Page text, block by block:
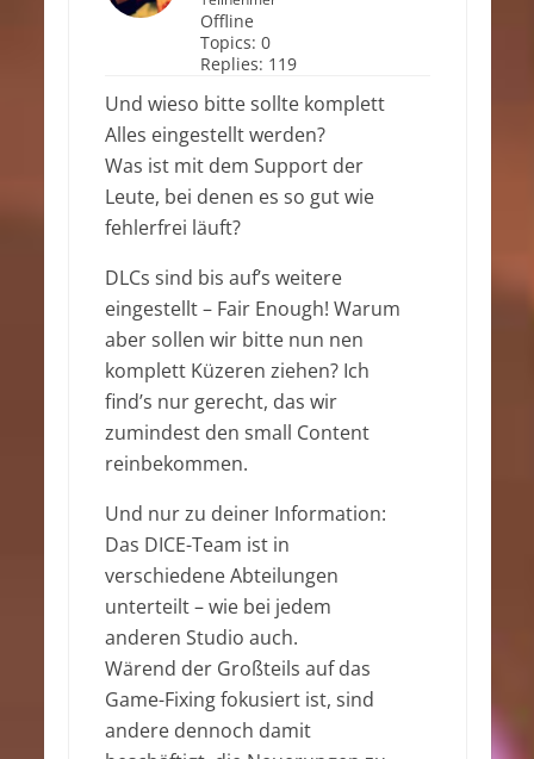
Offline
Topics: 0
Replies: 119
Und wieso bitte sollte komplett
Alles eingestellt werden?
Was ist mit dem Support der
Leute, bei denen es so gut wie
fehlerfrei läuft?
DLCs sind bis auf’s weitere
eingestellt – Fair Enough! Warum
aber sollen wir bitte nun nen
komplett Küzeren ziehen? Ich
find’s nur gerecht, das wir
zumindest den small Content
reinbekommen.
Und nur zu deiner Information:
Das DICE-Team ist in
verschiedene Abteilungen
unterteilt – wie bei jedem
anderen Studio auch.
Wärend der Großteils auf das
Game-Fixing fokusiert ist, sind
andere dennoch damit